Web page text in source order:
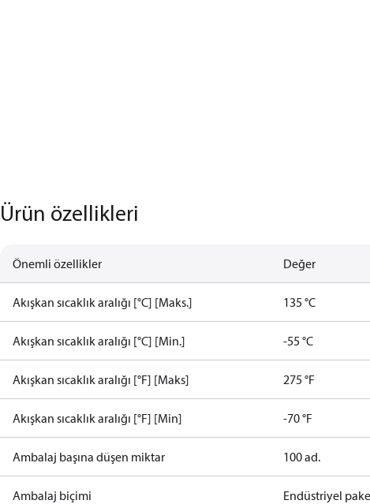
Ürün özellikleri
Önemli özellikler Değer
Akışkan sıcaklık aralığı [°C] [Maks.] 135 °C
Akışkan sıcaklık aralığı [°C] [Min.] -55 °C
Akışkan sıcaklık aralığı [°F] [Maks] 275 °F
Akışkan sıcaklık aralığı [°F] [Min] -70 °F
Ambalaj başına düşen miktar 100 ad.
Ambalaj biçimi Endüstriyel